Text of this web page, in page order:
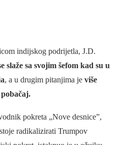
indijskog podrijetla, J.D.
slaže sa svojim šefom kad su u
, a u drugim pitanjima je više
pokreta „Nove desnice”,
radikalizirati Trumpov